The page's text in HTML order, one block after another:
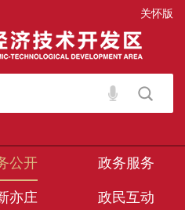
关怀版
公开 政务服务
亦庄 政民互动